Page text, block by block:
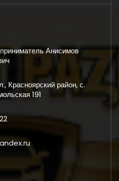
Анисимов
Красноярский район, с.
191